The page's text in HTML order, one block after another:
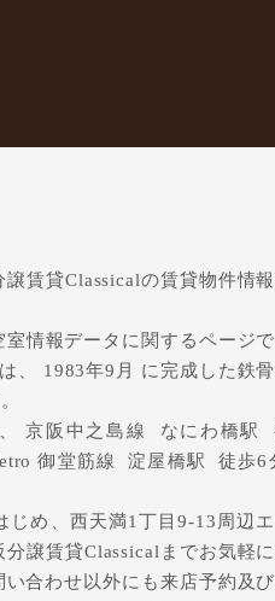
賃貸Classicalの賃貸物件情
情報データに関するページで
、 1983年9月 に完成した鉄
京阪中之島線 なにわ橋駅
御堂筋線 淀屋橋駅 徒歩6
め、西天満1丁目9-13周辺
譲賃貸Classicalまでお気軽
合わせ以外にも来店予約及